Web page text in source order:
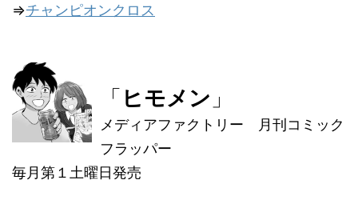
⇒チャンピオンクロス
「 ヒモメン 」
メディアファクトリー 月刊コミック
フラッパー
毎月第１土曜日発売